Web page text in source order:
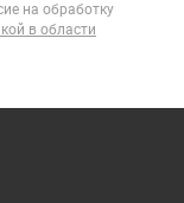
на обработку
в области